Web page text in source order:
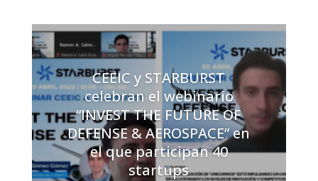
CEEIC y STARBURST
celebran el webinario
“INVEST THE FUTURE OF
DEFENSE & AEROSPACE” en
el que participan 40
startups